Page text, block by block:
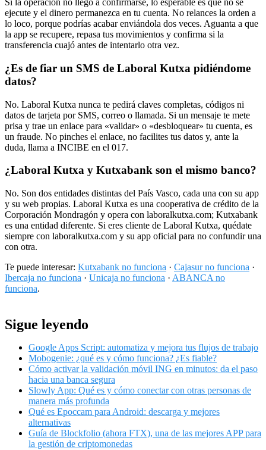
Si la operación no llegó a confirmarse, lo esperable es que no se
ejecute y el dinero permanezca en tu cuenta. No relances la orden a
lo loco, porque podrías acabar enviándola dos veces. Aguanta a que
la app se recupere, repasa tus movimientos y confirma si la
transferencia cuajó antes de intentarlo otra vez.
¿Es de fiar un SMS de Laboral Kutxa pidiéndome
datos?
No. Laboral Kutxa nunca te pedirá claves completas, códigos ni
datos de tarjeta por SMS, correo o llamada. Si un mensaje te mete
prisa y trae un enlace para «validar» o «desbloquear» tu cuenta, es
un fraude. No pinches el enlace, no facilites tus datos y, ante la
duda, llama a INCIBE en el 017.
¿Laboral Kutxa y Kutxabank son el mismo banco?
No. Son dos entidades distintas del País Vasco, cada una con su app
y su web propias. Laboral Kutxa es una cooperativa de crédito de la
Corporación Mondragón y opera con laboralkutxa.com; Kutxabank
es una entidad diferente. Si eres cliente de Laboral Kutxa, quédate
siempre con laboralkutxa.com y su app oficial para no confundir una
con otra.
Te puede interesar: Kutxabank no funciona · Cajasur no funciona ·
Ibercaja no funciona · Unicaja no funciona · ABANCA no
funciona.
Sigue leyendo
Google Apps Script: automatiza y mejora tus flujos de trabajo
Mobogenie: ¿qué es y cómo funciona? ¿Es fiable?
Cómo activar la validación móvil ING en minutos: da el paso
hacia una banca segura
Slowly App: Qué es y cómo conectar con otras personas de
manera más profunda
Qué es Epoccam para Android: descarga y mejores
alternativas
Guía de Blockfolio (ahora FTX), una de las mejores APP para
la gestión de criptomonedas